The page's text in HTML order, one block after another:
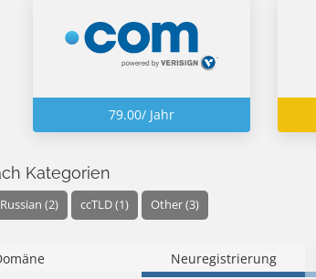
79.00/ Jahr
Kategorien
Russian (2) ccTLD (1) Other (3)
Neuregistrierung